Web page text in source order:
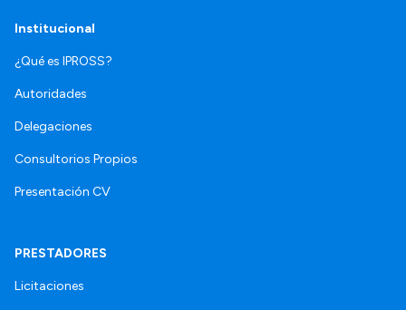
Institucional
¿Qué es IPROSS?
Autoridades
Delegaciones
Consultorios Propios
Presentación CV
PRESTADORES
Licitaciones